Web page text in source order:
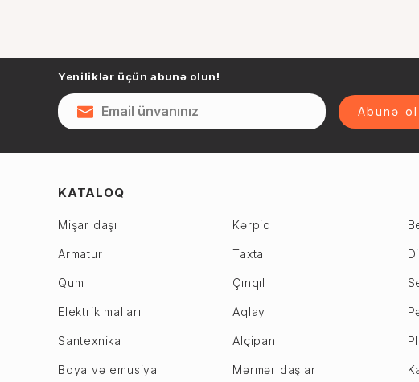
Yeniliklər üçün abunə olun!
Abunə ol
KATALOQ
Mişar daşı Kərpic
Armatur Taxta
Qum Çınqıl
Elektrik malları Aqlay
Santexnika Alçipan
Boya və emusiya Mərmər daşlar